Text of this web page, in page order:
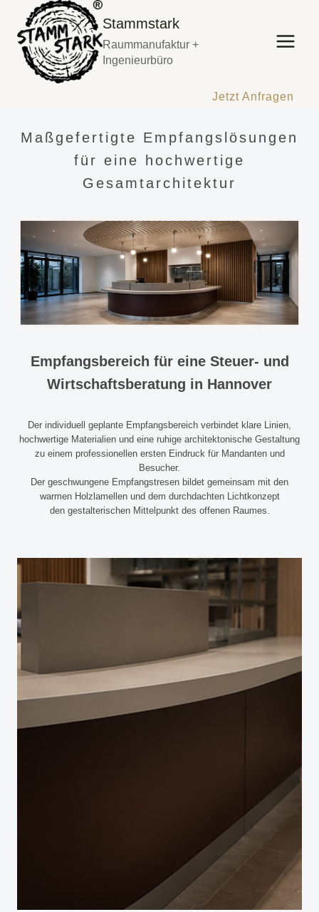
Inhalt
springen
Stammstark
Raummanufaktur +
Ingenieurbüro
Jetzt Anfragen
Maßgefertigte Empfangslösungen
für eine hochwertige
Gesamtarchitektur
Empfangsbereich für eine Steuer- und
Wirtschaftsberatung in Hannover
Der individuell geplante Empfangsbereich verbindet klare Linien,
hochwertige Materialien und eine ruhige architektonische Gestaltung
zu einem professionellen ersten Eindruck für Mandanten und
Besucher.
Der geschwungene Empfangstresen bildet gemeinsam mit den
warmen Holzlamellen und dem durchdachten Lichtkonzept
den gestalterischen Mittelpunkt des offenen Raumes.